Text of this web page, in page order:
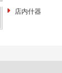
店内什器